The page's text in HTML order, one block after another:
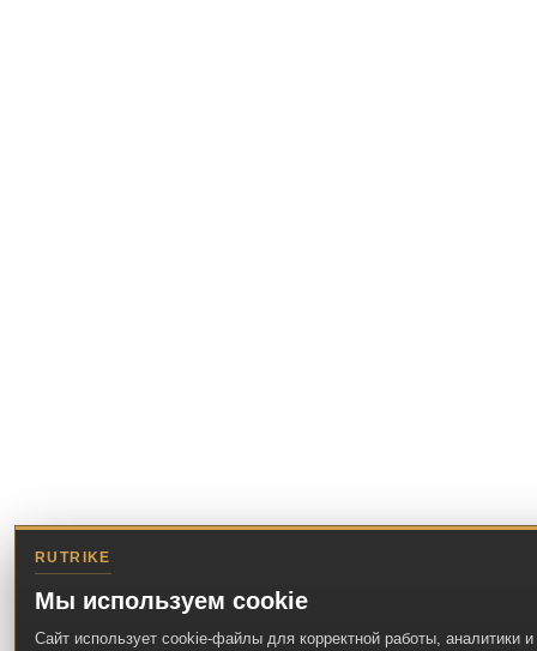
RUTRIKE
Мы используем cookie
Сайт использует cookie-файлы для корректной работы, аналитики и